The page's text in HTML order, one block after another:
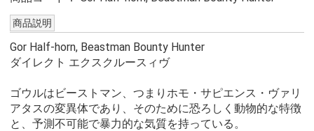
商品説明
Gor Half-horn, Beastman Bounty Hunter
ダイレクト エクスクルースィヴ
ゴウルはビーストマン、つまりホモ・サピエンス・ヴァリ
アタスの変異体であり、そのために恐ろしく動物的な特徴
と、予測不可能で暴力的な気質を持っている。